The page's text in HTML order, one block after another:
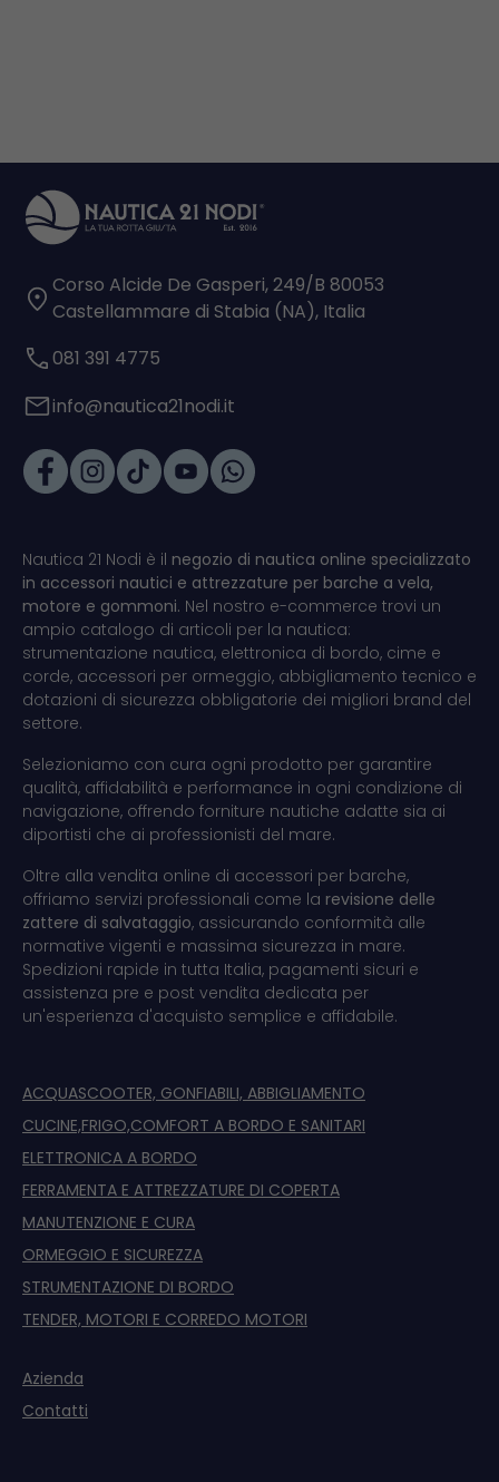
Corso Alcide De Gasperi, 249/B 80053
Castellammare di Stabia (NA), Italia
081 391 4775
info@nautica21nodi.it
Nautica 21 Nodi è il negozio di nautica online specializzato
in accessori nautici e attrezzature per barche a vela,
motore e gommoni. Nel nostro e-commerce trovi un
ampio catalogo di articoli per la nautica:
strumentazione nautica, elettronica di bordo, cime e
corde, accessori per ormeggio, abbigliamento tecnico e
dotazioni di sicurezza obbligatorie dei migliori brand del
settore.
Selezioniamo con cura ogni prodotto per garantire
qualità, affidabilità e performance in ogni condizione di
navigazione, offrendo forniture nautiche adatte sia ai
diportisti che ai professionisti del mare.
Oltre alla vendita online di accessori per barche,
offriamo servizi professionali come la revisione delle
zattere di salvataggio, assicurando conformità alle
normative vigenti e massima sicurezza in mare.
Spedizioni rapide in tutta Italia, pagamenti sicuri e
assistenza pre e post vendita dedicata per
un'esperienza d'acquisto semplice e affidabile.
ACQUASCOOTER, GONFIABILI, ABBIGLIAMENTO
CUCINE,FRIGO,COMFORT A BORDO E SANITARI
ELETTRONICA A BORDO
FERRAMENTA E ATTREZZATURE DI COPERTA
MANUTENZIONE E CURA
ORMEGGIO E SICUREZZA
STRUMENTAZIONE DI BORDO
TENDER, MOTORI E CORREDO MOTORI
Azienda
Contatti